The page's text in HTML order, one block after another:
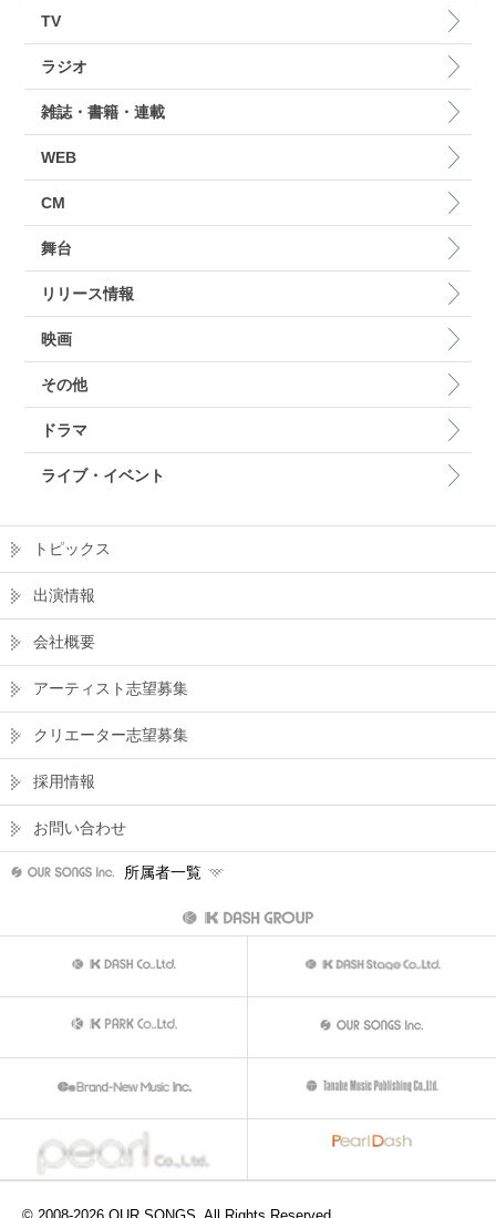
TV
ラジオ
雑誌・書籍・連載
WEB
CM
舞台
リリース情報
映画
その他
ドラマ
ライブ・イベント
トピックス
出演情報
会社概要
アーティスト志望募集
クリエーター志望募集
採用情報
お問い合わせ
所属者一覧